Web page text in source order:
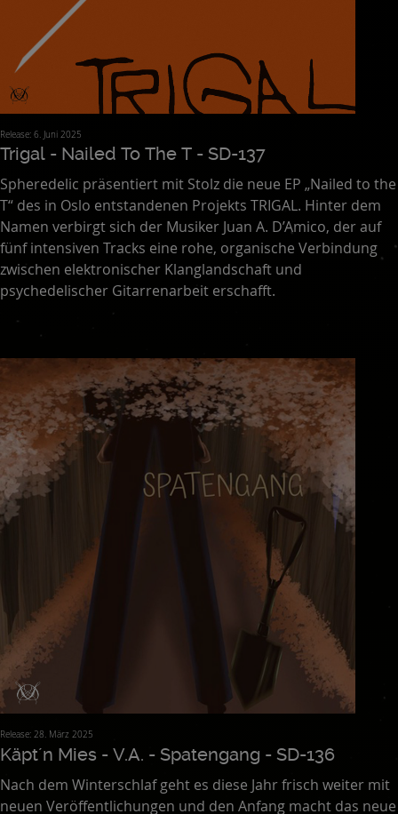
Release: 6. Juni 2025
Trigal - Nailed To The T - SD-137
Spheredelic präsentiert mit Stolz die neue EP „Nailed to the
T“ des in Oslo entstandenen Projekts TRIGAL. Hinter dem
Namen verbirgt sich der Musiker Juan A. D’Amico, der auf
fünf intensiven Tracks eine rohe, organische Verbindung
zwischen elektronischer Klanglandschaft und
psychedelischer Gitarrenarbeit erschafft.
Release: 28. März 2025
Käpt´n Mies - V.A. - Spatengang - SD-136
Nach dem Winterschlaf geht es diese Jahr frisch weiter mit
neuen Veröffentlichungen und den Anfang macht das neue